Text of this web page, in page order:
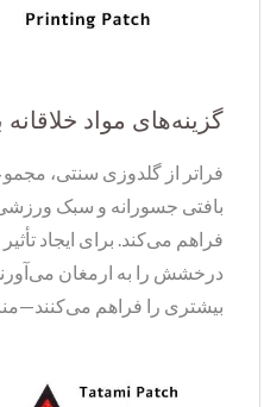
گزینه‌های مواد
فراتر از گلدوزی سنتی،
بافتی جسورانه و سبک
فراهم می‌کند. برای ایجاد
درخشش را به ارمغان
بیشتری را فراهم